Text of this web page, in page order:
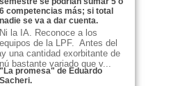
6 competencias más; si total
nadie se va a dar cuenta.
Ni la IA. Reconoce a los
equipos de la LPF. Antes del
una cantidad exorbitante de
bastante variado que v...
"La promesa" de Eduardo
Sacheri.